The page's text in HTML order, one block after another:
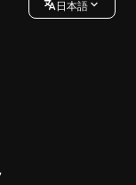
日本語